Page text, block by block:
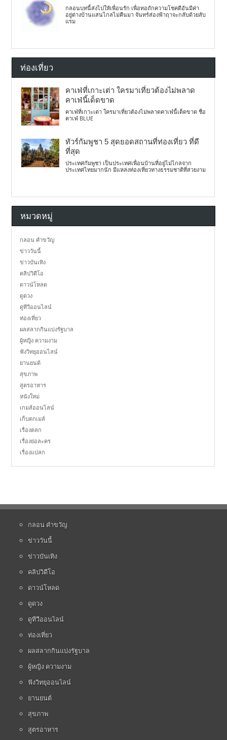
กลอนบทนี้ส่งไปให้เพื่อนรัก เพื่อทอถักความโชคดีอันมีค่า
อยู่ต่างบ้านแสนไกลไม่คืนมา จันทร์ส่องฟ้าฤาจะกลับด้วยลับ
แรม
ท่องเที่ยว
คาเฟ่ที่เกาะเต่า ใครมาเที่ยวต้องไม่พลาด
คาเฟ่นี้เด็ดขาด
คาเฟ่ที่เกาะเต่า ใครมาเที่ยวต้องไม่พลาดคาเฟ่นี้เด็ดขาด ชื่อ
คาเฟ่ BLUE
ทัวร์กัมพูชา 5 สุดยอดสถานที่ท่องเที่ยว ที่ดี
ที่สุด
ประเทศกัมพูชา เป็นประเทศเพื่อนบ้านที่อยู่ไม่ไกลจาก
ประเทศไทยมากนัก มีแหล่งท่องเที่ยวทางธรรมชาติที่สวยงาม
หมวดหมู่
กลอน คำขวัญ
ข่าววันนี้
ข่าวบันเทิง
คลิปวิดีโอ
ดาวน์โหลด
ดูดวง
ดูทีวีออนไลน์
ท่องเที่ยว
ผลสลากกินแบ่งรัฐบาล
ผู้หญิง ความงาม
ฟังวิทยุออนไลน์
ยานยนต์
สุขภาพ
สูตรอาหาร
หนังใหม่
เกมส์ออนไลน์
เก็บตกเมล์
เรื่องตลก
เรื่องย่อละคร
เรื่องแปลก
กลอน คำขวัญ
ข่าววันนี้
ข่าวบันเทิง
คลิปวิดีโอ
ดาวน์โหลด
ดูดวง
ดูทีวีออนไลน์
ท่องเที่ยว
ผลสลากกินแบ่งรัฐบาล
ผู้หญิง ความงาม
ฟังวิทยุออนไลน์
ยานยนต์
สุขภาพ
สูตรอาหาร